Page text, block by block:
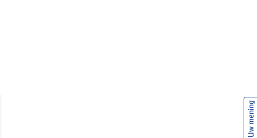
Uw mening